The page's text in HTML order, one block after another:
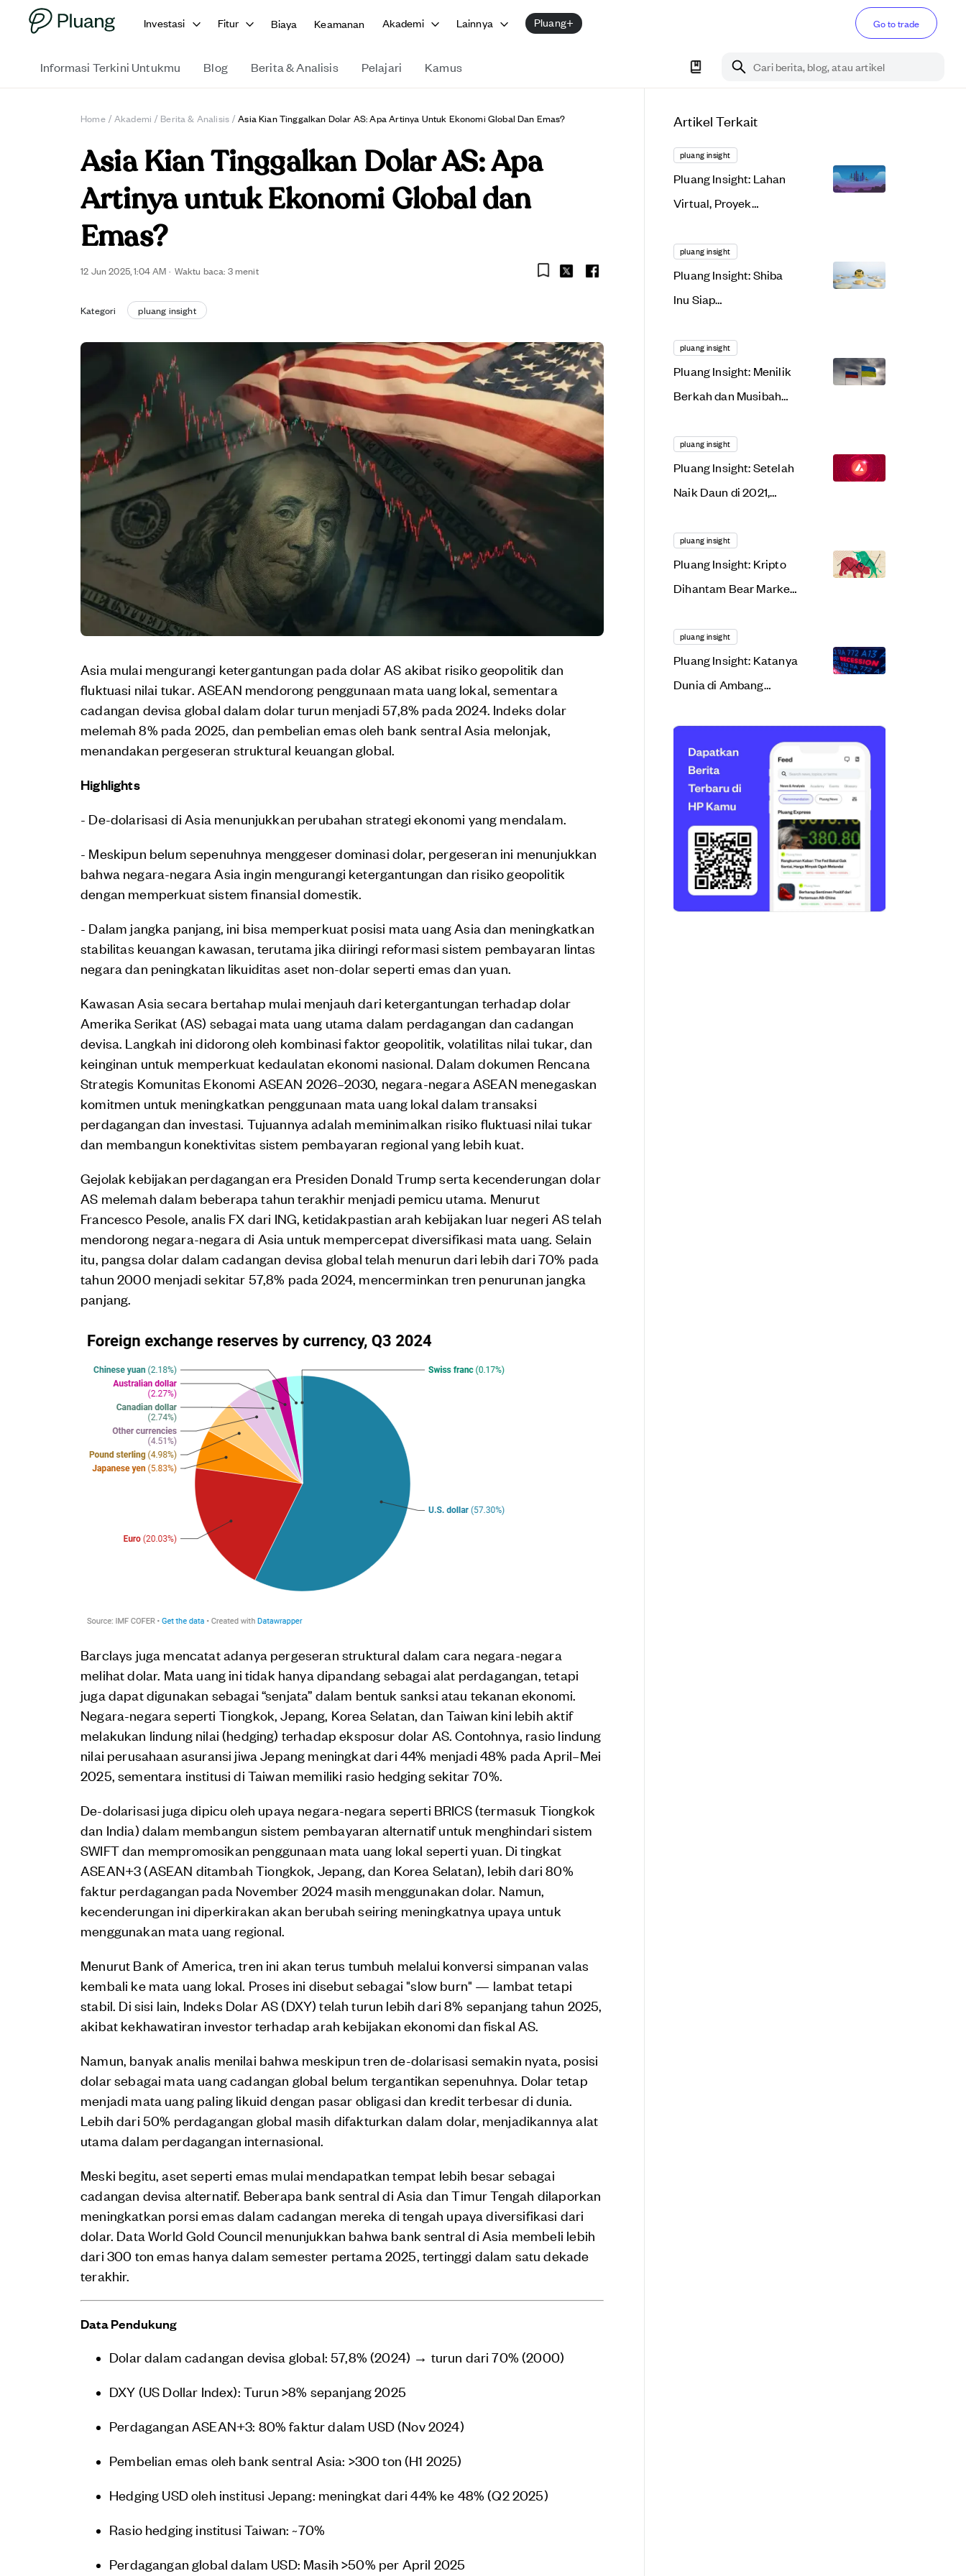
Investasi Fitur Biaya Keamanan Akademi Lainnya Pluang+ Go to trade
Informasi Terkini Untukmu Blog Berita & Analisis Pelajari Kamus Cari berita, blog, atau artikel
Home / Akademi / Berita & Analisis / Asia Kian Tinggalkan Dolar AS: Apa Artinya Untuk Ekonomi Global Dan Emas?
Asia Kian Tinggalkan Dolar AS: Apa
Artinya untuk Ekonomi Global dan
Emas?
12 Jun 2025, 1:04 AM · Waktu baca: 3 menit
Kategori pluang insight
Asia mulai mengurangi ketergantungan pada dolar AS akibat risiko geopolitik dan
fluktuasi nilai tukar. ASEAN mendorong penggunaan mata uang lokal, sementara
cadangan devisa global dalam dolar turun menjadi 57,8% pada 2024. Indeks dolar
melemah 8% pada 2025, dan pembelian emas oleh bank sentral Asia melonjak,
menandakan pergeseran struktural keuangan global.
Highlights
- De-dolarisasi di Asia menunjukkan perubahan strategi ekonomi yang mendalam.
- Meskipun belum sepenuhnya menggeser dominasi dolar, pergeseran ini menunjukkan
bahwa negara-negara Asia ingin mengurangi ketergantungan dan risiko geopolitik
dengan memperkuat sistem finansial domestik.
- Dalam jangka panjang, ini bisa memperkuat posisi mata uang Asia dan meningkatkan
stabilitas keuangan kawasan, terutama jika diiringi reformasi sistem pembayaran lintas
negara dan peningkatan likuiditas aset non-dolar seperti emas dan yuan.
Kawasan Asia secara bertahap mulai menjauh dari ketergantungan terhadap dolar
Amerika Serikat (AS) sebagai mata uang utama dalam perdagangan dan cadangan
devisa. Langkah ini didorong oleh kombinasi faktor geopolitik, volatilitas nilai tukar, dan
keinginan untuk memperkuat kedaulatan ekonomi nasional. Dalam dokumen Rencana
Strategis Komunitas Ekonomi ASEAN 2026–2030, negara-negara ASEAN menegaskan
komitmen untuk meningkatkan penggunaan mata uang lokal dalam transaksi
perdagangan dan investasi. Tujuannya adalah meminimalkan risiko fluktuasi nilai tukar
dan membangun konektivitas sistem pembayaran regional yang lebih kuat.
Gejolak kebijakan perdagangan era Presiden Donald Trump serta kecenderungan dolar
AS melemah dalam beberapa tahun terakhir menjadi pemicu utama. Menurut
Francesco Pesole, analis FX dari ING, ketidakpastian arah kebijakan luar negeri AS telah
mendorong negara-negara di Asia untuk mempercepat diversifikasi mata uang. Selain
itu, pangsa dolar dalam cadangan devisa global telah menurun dari lebih dari 70% pada
tahun 2000 menjadi sekitar 57,8% pada 2024, mencerminkan tren penurunan jangka
panjang.
Barclays juga mencatat adanya pergeseran struktural dalam cara negara-negara
melihat dolar. Mata uang ini tidak hanya dipandang sebagai alat perdagangan, tetapi
juga dapat digunakan sebagai “senjata” dalam bentuk sanksi atau tekanan ekonomi.
Negara-negara seperti Tiongkok, Jepang, Korea Selatan, dan Taiwan kini lebih aktif
melakukan lindung nilai (hedging) terhadap eksposur dolar AS. Contohnya, rasio lindung
nilai perusahaan asuransi jiwa Jepang meningkat dari 44% menjadi 48% pada April–Mei
2025, sementara institusi di Taiwan memiliki rasio hedging sekitar 70%.
De-dolarisasi juga dipicu oleh upaya negara-negara seperti BRICS (termasuk Tiongkok
dan India) dalam membangun sistem pembayaran alternatif untuk menghindari sistem
SWIFT dan mempromosikan penggunaan mata uang lokal seperti yuan. Di tingkat
ASEAN+3 (ASEAN ditambah Tiongkok, Jepang, dan Korea Selatan), lebih dari 80%
faktur perdagangan pada November 2024 masih menggunakan dolar. Namun,
kecenderungan ini diperkirakan akan berubah seiring meningkatnya upaya untuk
menggunakan mata uang regional.
Menurut Bank of America, tren ini akan terus tumbuh melalui konversi simpanan valas
kembali ke mata uang lokal. Proses ini disebut sebagai "slow burn" — lambat tetapi
stabil. Di sisi lain, Indeks Dolar AS (DXY) telah turun lebih dari 8% sepanjang tahun 2025,
akibat kekhawatiran investor terhadap arah kebijakan ekonomi dan fiskal AS.
Namun, banyak analis menilai bahwa meskipun tren de-dolarisasi semakin nyata, posisi
dolar sebagai mata uang cadangan global belum tergantikan sepenuhnya. Dolar tetap
menjadi mata uang paling likuid dengan pasar obligasi dan kredit terbesar di dunia.
Lebih dari 50% perdagangan global masih difakturkan dalam dolar, menjadikannya alat
utama dalam perdagangan internasional.
Meski begitu, aset seperti emas mulai mendapatkan tempat lebih besar sebagai
cadangan devisa alternatif. Beberapa bank sentral di Asia dan Timur Tengah dilaporkan
meningkatkan porsi emas dalam cadangan mereka di tengah upaya diversifikasi dari
dolar. Data World Gold Council menunjukkan bahwa bank sentral di Asia membeli lebih
dari 300 ton emas hanya dalam semester pertama 2025, tertinggi dalam satu dekade
terakhir.
Data Pendukung
Dolar dalam cadangan devisa global: 57,8% (2024) → turun dari 70% (2000)
DXY (US Dollar Index): Turun >8% sepanjang 2025
Perdagangan ASEAN+3: 80% faktur dalam USD (Nov 2024)
Pembelian emas oleh bank sentral Asia: >300 ton (H1 2025)
Hedging USD oleh institusi Jepang: meningkat dari 44% ke 48% (Q2 2025)
Rasio hedging institusi Taiwan: ~70%
Perdagangan global dalam USD: Masih >50% per April 2025
Artikel Terkait
pluang insight
Pluang Insight: Lahan
Virtual, Proyek
Bakal Gagal Total?
pluang insight
Pluang Insight: Shiba
Inu Siap
Lantang di 2022. Apa
Alasannya?
pluang insight
Pluang Insight: Menilik
Berkah dan Musibah
Ukraina
pluang insight
Pluang Insight: Setelah
Naik Daun di 2021,
Lagi Tahun Ini?
pluang insight
Pluang Insight: Kripto
Dihantam Bear Market,
Dollar Cost Averaging?
pluang insight
Pluang Insight: Katanya
Dunia di Ambang
Resesi Ekonomi?